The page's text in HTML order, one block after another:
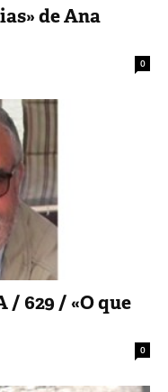
de Ana
0
/ 629 / «O que
0